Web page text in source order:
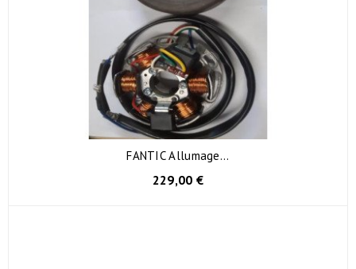
FANTIC Allumage...
229,00 €